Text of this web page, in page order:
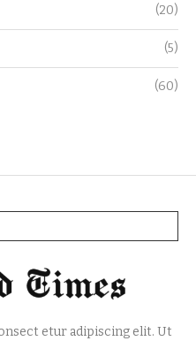
(20)
(5)
(60)
etur adipiscing elit. Ut